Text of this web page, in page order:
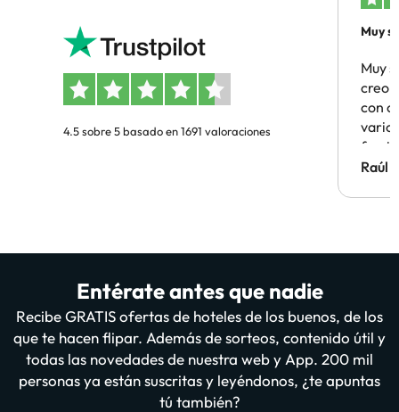
4.5 sobre 5 basado en 1691 valoraciones
Muy
Muy
creo
con
Hotel
Raúl
Entérate antes que nadie
Recibe GRATIS ofertas de hoteles de los buenos, de los
que te hacen flipar. Además de sorteos, contenido útil y
todas las novedades de nuestra web y App. 200 mil
personas ya están suscritas y leyéndonos, ¿te apuntas
tú también?